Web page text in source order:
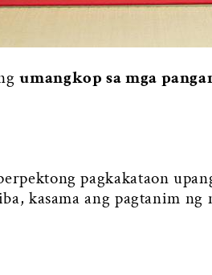
umangkop sa mga
pagkakataon
kasama ang pagtanim